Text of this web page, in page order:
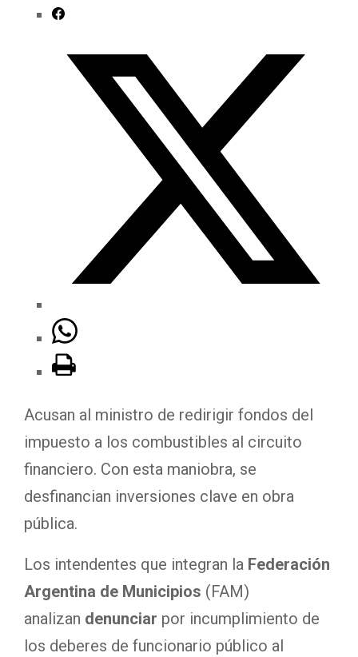
Acusan al ministro de redirigir fondos del
impuesto a los combustibles al circuito
financiero. Con esta maniobra, se
desfinancian inversiones clave en obra
pública.
Los intendentes que integran la Federación
Argentina de Municipios (FAM)
analizan denunciar por incumplimiento de
los deberes de funcionario público al